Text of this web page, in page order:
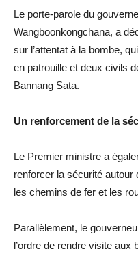
Le porte-parole du
Wangboonkongchana, a
sur l’attentat à la bombe,
en patrouille et deux civils
Bannang Sata.
Un renforcement de la
Le Premier ministre a
renforcer la sécurité
les chemins de fer et les
Parallèlement, le
l’ordre de rendre visite aux